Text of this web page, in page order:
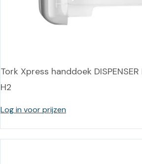
Tork Xpress handdoek
H2
Log in voor prijzen